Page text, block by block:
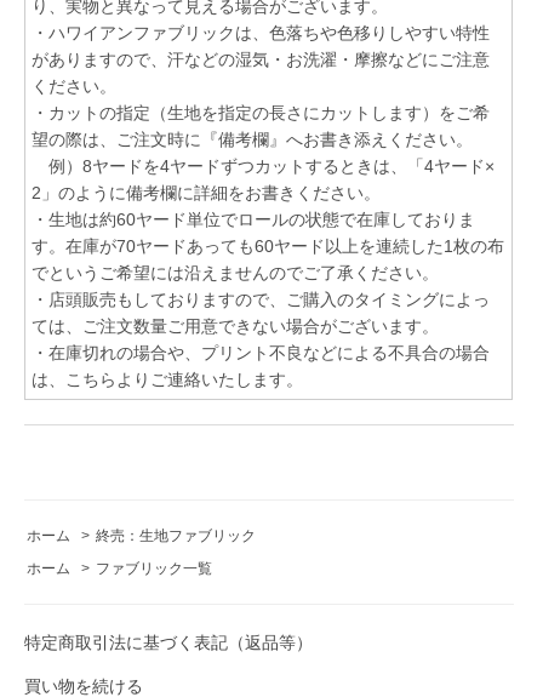
り、実物と異なって見える場合がございます。
・ハワイアンファブリックは、色落ちや色移りしやすい特性
がありますので、汗などの湿気・お洗濯・摩擦などにご注意
ください。
・カットの指定（生地を指定の長さにカットします）をご希
望の際は、ご注文時に『備考欄』へお書き添えください。
例）8ヤードを4ヤードずつカットするときは、「4ヤード×
2」のように備考欄に詳細をお書きください。
・生地は約60ヤード単位でロールの状態で在庫しておりま
す。在庫が70ヤードあっても60ヤード以上を連続した1枚の布
でというご希望には沿えませんのでご了承ください。
・店頭販売もしておりますので、ご購入のタイミングによっ
ては、ご注文数量ご用意できない場合がございます。
・在庫切れの場合や、プリント不良などによる不具合の場合
は、こちらよりご連絡いたします。
ホーム > 終売：生地ファブリック
ホーム
> ファブリック一覧
特定商取引法に基づく表記（返品等）
買い物を続ける